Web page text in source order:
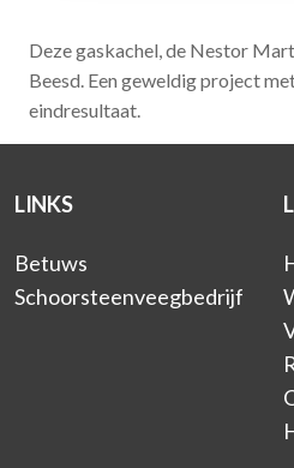
Deze gaskachel, de Nestor
Beesd. Een geweldig project
eindresultaat.
LINKS
Betuws
Schoorsteenveegbedrijf